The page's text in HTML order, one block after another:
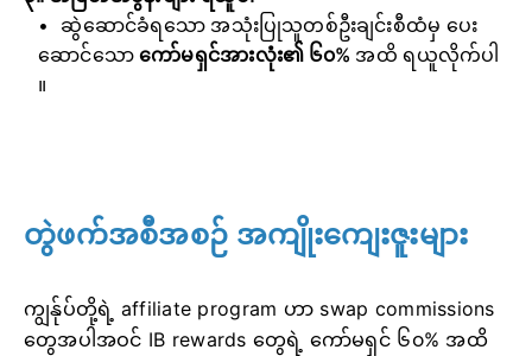
ဆွဲဆောင်ခံရသော အသုံးပြုသူတစ်ဦးချင်းစီထံမှ ပေး
ဆောင်သောကော်မရှင်အားလုံး၏ ၆၀% အထိ ရယူလိုက်ပါ
။
တွဲဖက်အစီအစဉ် အကျိုးကျေးဇူးများ
ကျွန်ုပ်တို့ရဲ့ affiliate program ဟာ swap commissions
တွေအပါအဝင် IB rewards တွေရဲ့ ကော်မရှင် ၆၀% အထိ